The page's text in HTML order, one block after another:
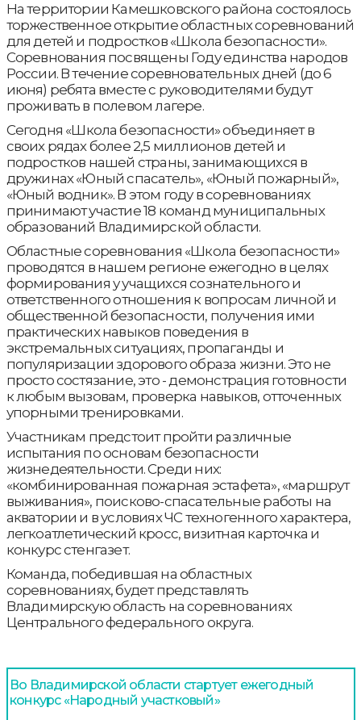
На территории Камешковского района состоялось
торжественное открытие областных соревнований
для детей и подростков «Школа безопасности».
Соревнования посвящены Году единства народов
России. В течение соревновательных дней (до 6
июня) ребята вместе с руководителями будут
проживать в полевом лагере.
Сегодня «Школа безопасности» объединяет в
своих рядах более 2,5 миллионов детей и
подростков нашей страны, занимающихся в
дружинах «Юный спасатель», «Юный пожарный»,
«Юный водник». В этом году в соревнованиях
принимают участие 18 команд муниципальных
образований Владимирской области.
Областные соревнования «Школа безопасности»
проводятся в нашем регионе ежегодно в целях
формирования у учащихся сознательного и
ответственного отношения к вопросам личной и
общественной безопасности, получения ими
практических навыков поведения в
экстремальных ситуациях, пропаганды и
популяризации здорового образа жизни. Это не
просто состязание, это - демонстрация готовности
к любым вызовам, проверка навыков, отточенных
упорными тренировками.
Участникам предстоит пройти различные
испытания по основам безопасности
жизнедеятельности. Среди них:
«комбинированная пожарная эстафета», «маршрут
выживания», поисково-спасательные работы на
акватории и в условиях ЧС техногенного характера,
легкоатлетический кросс, визитная карточка и
конкурс стенгазет.
Команда, победившая на областных
соревнованиях, будет представлять
Владимирскую область на соревнованиях
Центрального федерального округа.
Во Владимирской области стартует ежегодный
конкурс «Народный участковый»